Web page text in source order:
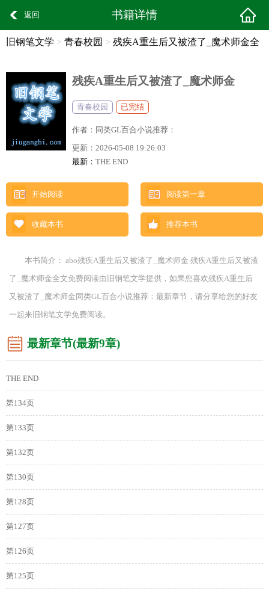
返回 书籍详情
旧钢笔文学 > 青春校园 > 残疾A重生后又被渣了_魔术师金全
残疾A重生后又被渣了_魔术师金
青春校园 已完结
作者： 同类GL百合小说推荐：
更新： 2026-05-08 19:26:03
最新： THE END
开始阅读 阅读第一章
收藏本书 推荐本书
本书简介： abo残疾A重生后又被渣了_魔术师金 残疾A重生后又被渣
了_魔术师金全文免费阅读由旧钢笔文学提供，如果您喜欢残疾A重生后
又被渣了_魔术师金同类GL百合小说推荐：最新章节，请分享给您的好友
一起来旧钢笔文学免费阅读。
最新章节(最新9章)
THE END
第134页
第133页
第132页
第130页
第128页
第127页
第126页
第125页